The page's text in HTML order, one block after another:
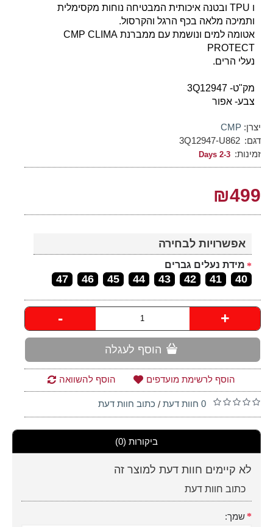
ו TPU ובטנה איכותית המבטיחה נוחות מקסימלית
ותמיכה מלאה בכף הרגל והקרסול.
אטומה למים ונושמת עם ממברנת CMP CLIMA
PROTECT
נעלי הרים.
מק"ט- 3Q12947
צבע- אפור
יצרן: CMP
דגם: 3Q12947-U862
זמינות: 2-3 Days
₪499
אפשרויות לבחירה
מידת נעלים גברים
40
41
42
43
44
45
46
47
- +
הוסף לעגלה
הוסף לרשימת מועדפים הוסף להשוואה
0 חוות דעת / כתוב חוות דעת
ביקורות (0)
לא קיימים חוות דעת למוצר זה
כתוב חוות דעת
שמך: